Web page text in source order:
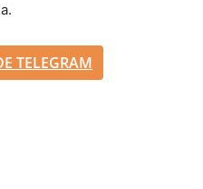
TELEGRAM